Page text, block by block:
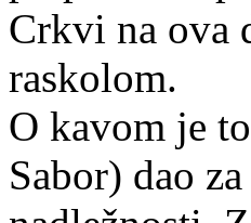
Crkvi na ova
raskolom.
O kavom je
Sabor) dao